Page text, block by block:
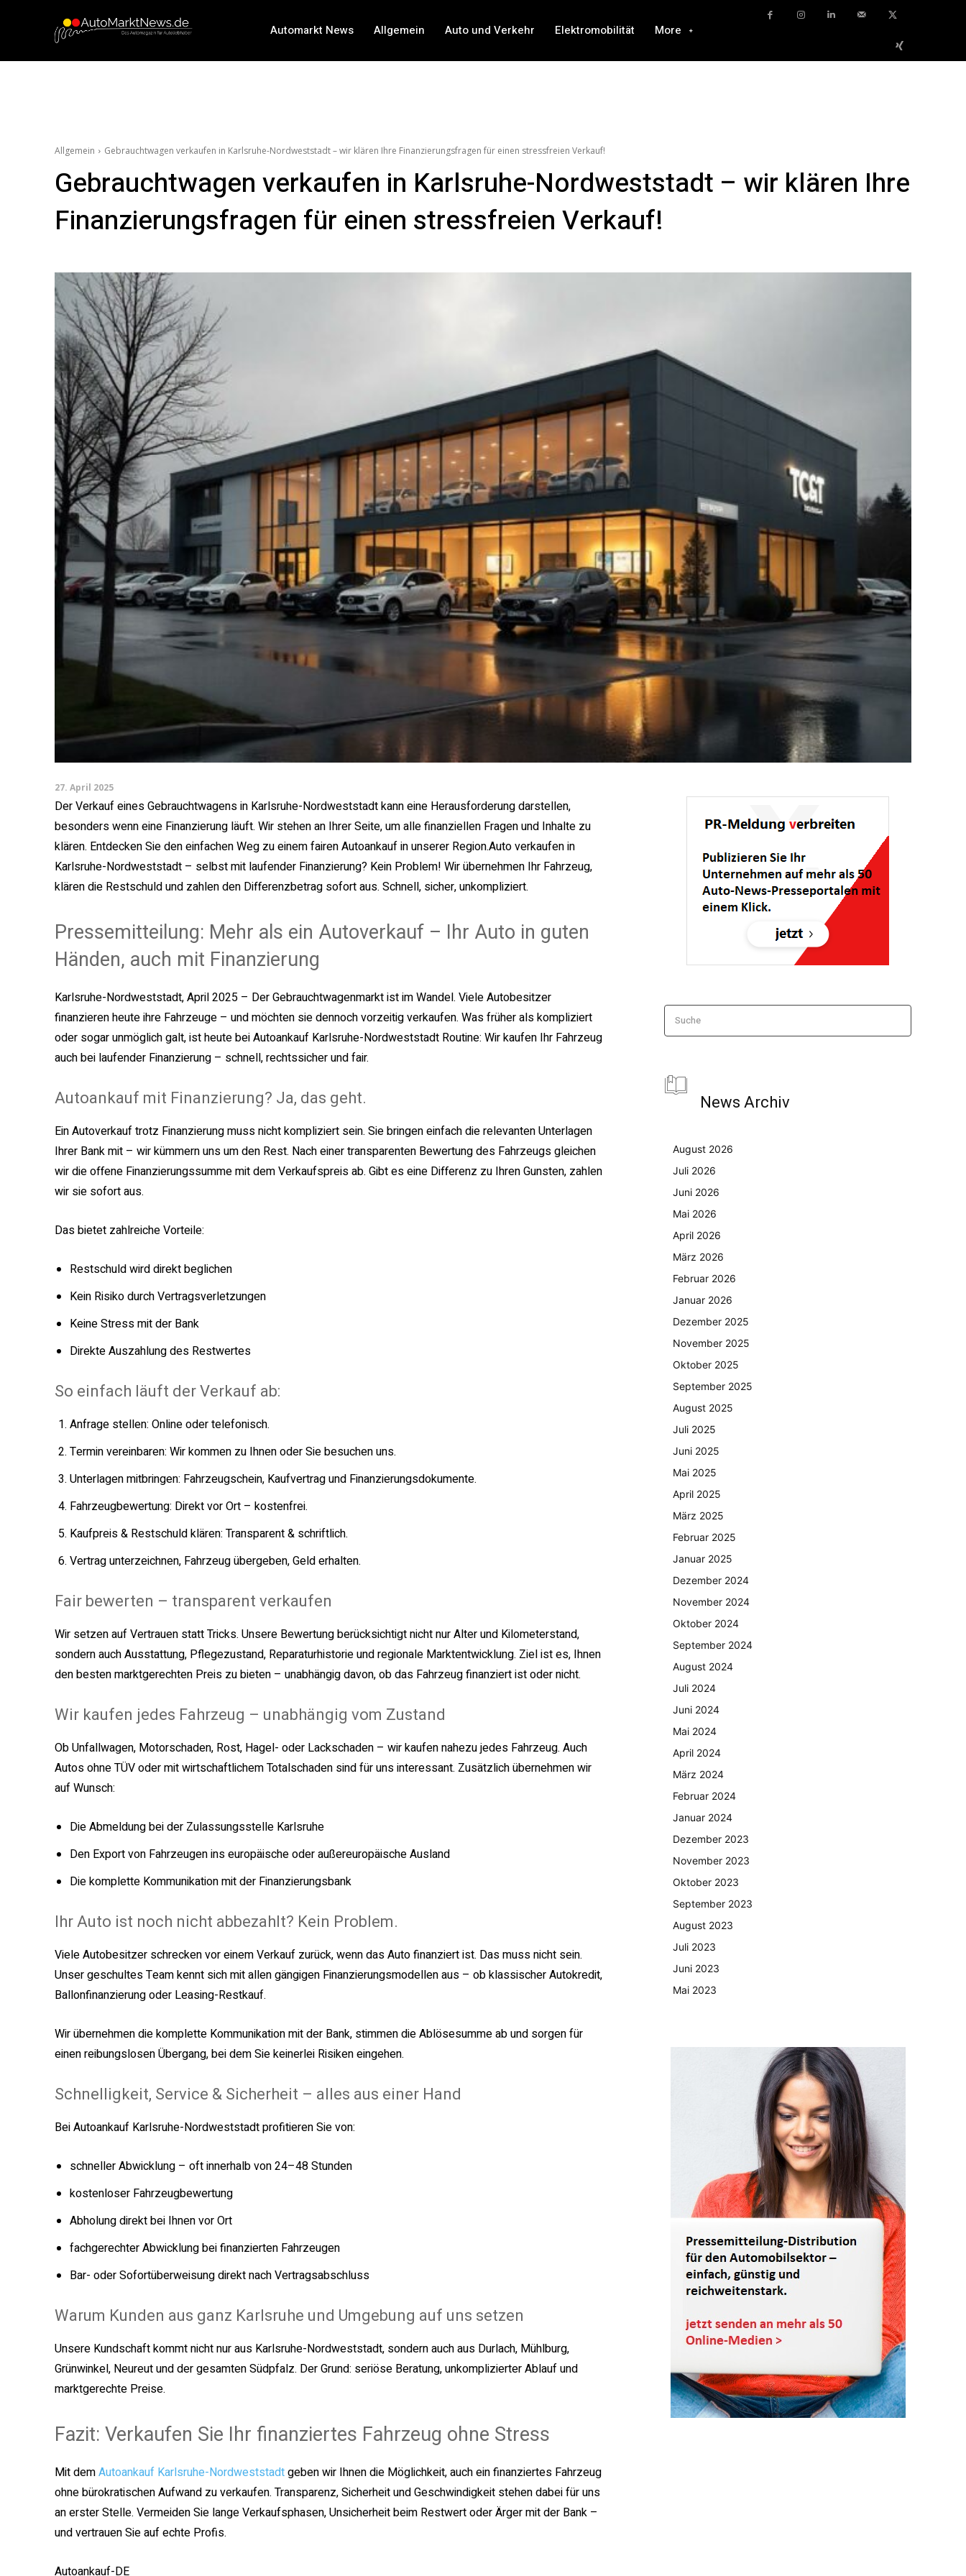
Automarkt News Allgemein Auto und Verkehr Elektromobilität More
Allgemein Gebrauchtwagen verkaufen in Karlsruhe-Nordweststadt – wir klären Ihre Finanzierungsfragen für einen stressfreien Verkauf!
Gebrauchtwagen verkaufen in Karlsruhe-Nordweststadt – wir klären Ihre
Finanzierungsfragen für einen stressfreien Verkauf!
27. April 2025
Der Verkauf eines Gebrauchtwagens in Karlsruhe-Nordweststadt kann eine Herausforderung darstellen,
besonders wenn eine Finanzierung läuft. Wir stehen an Ihrer Seite, um alle finanziellen Fragen und Inhalte zu
klären. Entdecken Sie den einfachen Weg zu einem fairen Autoankauf in unserer Region.Auto verkaufen in
Karlsruhe-Nordweststadt – selbst mit laufender Finanzierung? Kein Problem! Wir übernehmen Ihr Fahrzeug,
klären die Restschuld und zahlen den Differenzbetrag sofort aus. Schnell, sicher, unkompliziert.
Pressemitteilung: Mehr als ein Autoverkauf – Ihr Auto in guten
Händen, auch mit Finanzierung
Karlsruhe-Nordweststadt, April 2025 – Der Gebrauchtwagenmarkt ist im Wandel. Viele Autobesitzer
finanzieren heute ihre Fahrzeuge – und möchten sie dennoch vorzeitig verkaufen. Was früher als kompliziert
oder sogar unmöglich galt, ist heute bei Autoankauf Karlsruhe-Nordweststadt Routine: Wir kaufen Ihr Fahrzeug
auch bei laufender Finanzierung – schnell, rechtssicher und fair.
Autoankauf mit Finanzierung? Ja, das geht.
Ein Autoverkauf trotz Finanzierung muss nicht kompliziert sein. Sie bringen einfach die relevanten Unterlagen
Ihrer Bank mit – wir kümmern uns um den Rest. Nach einer transparenten Bewertung des Fahrzeugs gleichen
wir die offene Finanzierungssumme mit dem Verkaufspreis ab. Gibt es eine Differenz zu Ihren Gunsten, zahlen
wir sie sofort aus.
Das bietet zahlreiche Vorteile:
Restschuld wird direkt beglichen
Kein Risiko durch Vertragsverletzungen
Keine Stress mit der Bank
Direkte Auszahlung des Restwertes
So einfach läuft der Verkauf ab:
Anfrage stellen: Online oder telefonisch.
Termin vereinbaren: Wir kommen zu Ihnen oder Sie besuchen uns.
Unterlagen mitbringen: Fahrzeugschein, Kaufvertrag und Finanzierungsdokumente.
Fahrzeugbewertung: Direkt vor Ort – kostenfrei.
Kaufpreis & Restschuld klären: Transparent & schriftlich.
Vertrag unterzeichnen, Fahrzeug übergeben, Geld erhalten.
Fair bewerten – transparent verkaufen
Wir setzen auf Vertrauen statt Tricks. Unsere Bewertung berücksichtigt nicht nur Alter und Kilometerstand,
sondern auch Ausstattung, Pflegezustand, Reparaturhistorie und regionale Marktentwicklung. Ziel ist es, Ihnen
den besten marktgerechten Preis zu bieten – unabhängig davon, ob das Fahrzeug finanziert ist oder nicht.
Wir kaufen jedes Fahrzeug – unabhängig vom Zustand
Ob Unfallwagen, Motorschaden, Rost, Hagel- oder Lackschaden – wir kaufen nahezu jedes Fahrzeug. Auch
Autos ohne TÜV oder mit wirtschaftlichem Totalschaden sind für uns interessant. Zusätzlich übernehmen wir
auf Wunsch:
Die Abmeldung bei der Zulassungsstelle Karlsruhe
Den Export von Fahrzeugen ins europäische oder außereuropäische Ausland
Die komplette Kommunikation mit der Finanzierungsbank
Ihr Auto ist noch nicht abbezahlt? Kein Problem.
Viele Autobesitzer schrecken vor einem Verkauf zurück, wenn das Auto finanziert ist. Das muss nicht sein.
Unser geschultes Team kennt sich mit allen gängigen Finanzierungsmodellen aus – ob klassischer Autokredit,
Ballonfinanzierung oder Leasing-Restkauf.
Wir übernehmen die komplette Kommunikation mit der Bank, stimmen die Ablösesumme ab und sorgen für
einen reibungslosen Übergang, bei dem Sie keinerlei Risiken eingehen.
Schnelligkeit, Service & Sicherheit – alles aus einer Hand
Bei Autoankauf Karlsruhe-Nordweststadt profitieren Sie von:
schneller Abwicklung – oft innerhalb von 24–48 Stunden
kostenloser Fahrzeugbewertung
Abholung direkt bei Ihnen vor Ort
fachgerechter Abwicklung bei finanzierten Fahrzeugen
Bar- oder Sofortüberweisung direkt nach Vertragsabschluss
Warum Kunden aus ganz Karlsruhe und Umgebung auf uns setzen
Unsere Kundschaft kommt nicht nur aus Karlsruhe-Nordweststadt, sondern auch aus Durlach, Mühlburg,
Grünwinkel, Neureut und der gesamten Südpfalz. Der Grund: seriöse Beratung, unkomplizierter Ablauf und
marktgerechte Preise.
Fazit: Verkaufen Sie Ihr finanziertes Fahrzeug ohne Stress
Mit demAutoankauf Karlsruhe-Nordweststadtgeben wir Ihnen die Möglichkeit, auch ein finanziertes Fahrzeug
ohne bürokratischen Aufwand zu verkaufen. Transparenz, Sicherheit und Geschwindigkeit stehen dabei für uns
an erster Stelle. Vermeiden Sie lange Verkaufsphasen, Unsicherheit beim Restwert oder Ärger mit der Bank –
und vertrauen Sie auf echte Profis.
Autoankauf-DE
Suche
News Archiv
August 2026
Juli 2026
Juni 2026
Mai 2026
April 2026
März 2026
Februar 2026
Januar 2026
Dezember 2025
November 2025
Oktober 2025
September 2025
August 2025
Juli 2025
Juni 2025
Mai 2025
April 2025
März 2025
Februar 2025
Januar 2025
Dezember 2024
November 2024
Oktober 2024
September 2024
August 2024
Juli 2024
Juni 2024
Mai 2024
April 2024
März 2024
Februar 2024
Januar 2024
Dezember 2023
November 2023
Oktober 2023
September 2023
August 2023
Juli 2023
Juni 2023
Mai 2023